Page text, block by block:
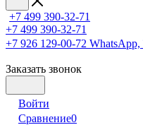
+7 499 390-32-71
+7 499 390-32-71
+7 926 129-00-72 WhatsApp,
Заказать звонок
Войти
Сравнение0